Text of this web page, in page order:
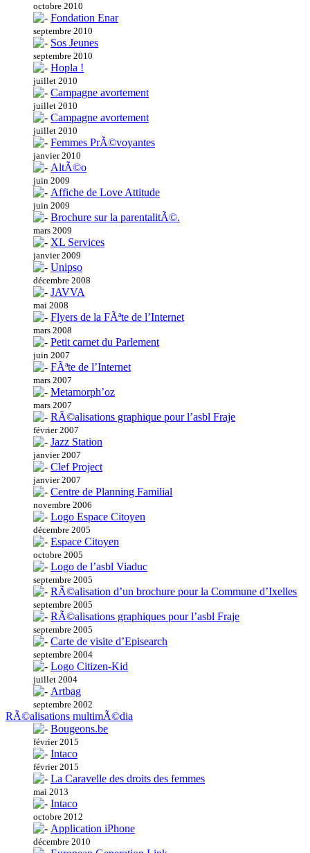
octobre 2010
Fondation Enar
septembre 2010
Sos Jeunes
septembre 2010
Hopla !
juillet 2010
Campagne avortement
juillet 2010
Campagne avortement
juillet 2010
Femmes PrÃ©voyantes
janvier 2010
AltÃ©o
juin 2009
Affiche de Love Attitude
juin 2009
Brochure sur la parentalitÃ©.
mars 2009
XL Services
janvier 2009
Unipso
décembre 2008
JAVVA
mai 2008
Flyers de la FÃªte de l’Internet
mars 2008
Petit carnet du Parlement
juin 2007
FÃªte de l’Internet
mars 2007
Metamorph’oz
mars 2007
RÃ©alisations graphique pour l’asbl Fraje
février 2007
Jazz Station
janvier 2007
Clef Project
janvier 2007
Centre de Planning Familial
novembre 2006
Logo Espace Citoyen
décembre 2005
Espace Citoyen
octobre 2005
Logo de l’asbl Viaduc
septembre 2005
RÃ©alisation d’un brochure pour la Commune d’Ixelles
septembre 2005
RÃ©alisations graphiques pour l’asbl Fraje
septembre 2005
Carte de visite d’Episearch
septembre 2004
Logo Citizen-Kid
juillet 2004
Artbag
septembre 2002
RÃ©alisations multimÃ©dia
Bougeons.be
février 2015
Intaco
février 2015
La Caravelle des droits des femmes
mai 2013
Intaco
octobre 2012
Application iPhone
décembre 2010